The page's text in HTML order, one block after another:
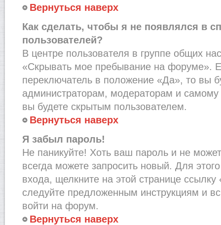
Вернуться наверх
Как сделать, чтобы я не появлялся в
пользователей?
В центре пользователя в группе общих
«Скрывать мое пребывание на форуме».
переключатель в положение «Да», то вы
администраторам, модераторам и
вы будете скрытым пользователем.
Вернуться наверх
Я забыл пароль!
Не паникуйте! Хоть ваш пароль и не
всегда можете запросить новый. Для
входа, щелкните на этой странице
следуйте предложенным инструкциям и
войти на форум.
Вернуться наверх